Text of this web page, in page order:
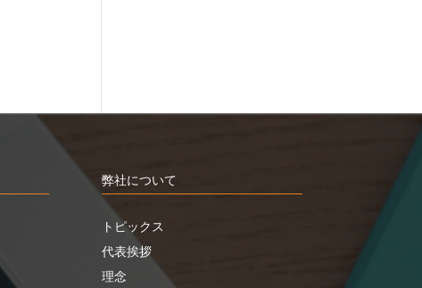
弊社について
トピックス
代表挨拶
理念